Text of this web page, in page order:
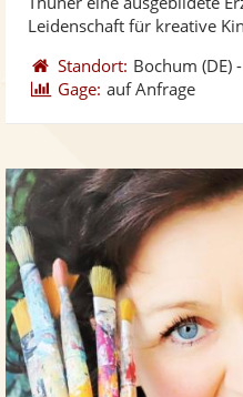
Leidenschaft für kreative
Standort: Bochum (DE)
Gage: auf Anfrage